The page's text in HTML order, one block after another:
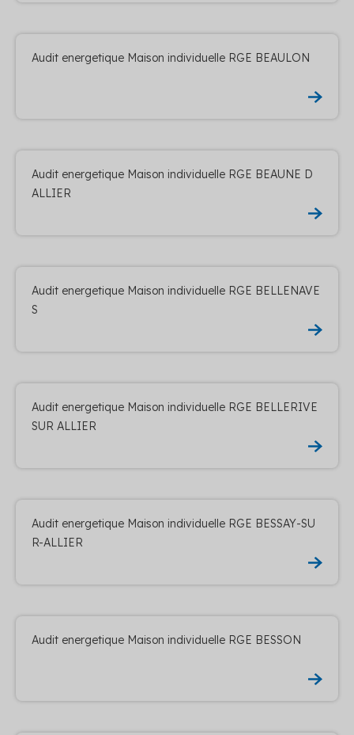
Audit energetique Maison individuelle RGE BEAULON
Audit energetique Maison individuelle RGE BEAUNE D
ALLIER
Audit energetique Maison individuelle RGE BELLENAVE
S
Audit energetique Maison individuelle RGE BELLERIVE
SUR ALLIER
Audit energetique Maison individuelle RGE BESSAY-SU
R-ALLIER
Audit energetique Maison individuelle RGE BESSON